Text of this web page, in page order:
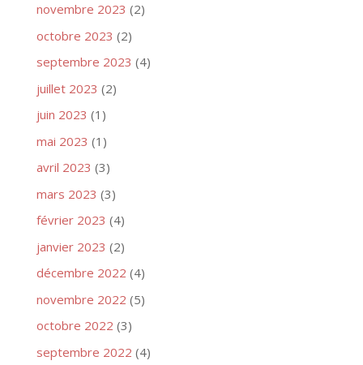
novembre 2023 (2)
octobre 2023 (2)
septembre 2023 (4)
juillet 2023 (2)
juin 2023 (1)
mai 2023 (1)
avril 2023 (3)
mars 2023 (3)
février 2023 (4)
janvier 2023 (2)
décembre 2022 (4)
novembre 2022 (5)
octobre 2022 (3)
septembre 2022 (4)